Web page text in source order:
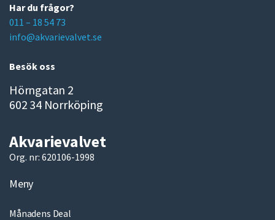
m
a
i
Har du frågor?
011 – 18 54 73
info@akvarievalvet.se
Besök oss
Hörngatan 2
602 34 Norrköping
Akvarievalvet
Org. nr: 620106-1998
Meny
Månadens Deal